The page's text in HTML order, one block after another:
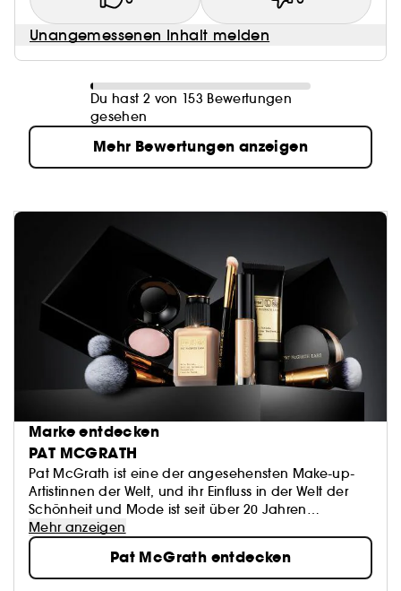
Unangemessenen Inhalt melden
Du hast 2 von 153 Bewertungen
gesehen
Mehr Bewertungen anzeigen
Marke entdecken
PAT MCGRATH
Pat McGrath ist eine der angesehensten Make-up-
Artistinnen der Welt, und ihr Einfluss in der Welt der
Schönheit und Mode ist seit über 20 Jahren
beispiellos. Die visionären Blicke, die sie sich vorstellt -
und dann für Modenschauen, Werbespots und
Zeitschriften kreiert - definieren die Zukunft der
Schönheit.
Mehr anzeigen
Pat McGrath entdecken